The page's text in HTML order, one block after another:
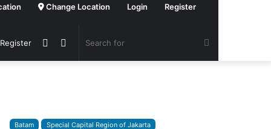
Change Location Login Register
Switch
Sidebar
Batam Special Capital Region of Jakarta